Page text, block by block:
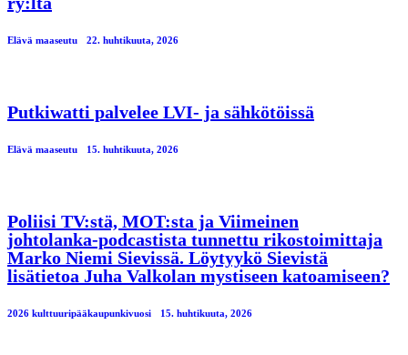
Elävä maaseutu 22. huhtikuuta, 2026
Putkiwatti palvelee LVI- ja sähkötöissä
Elävä maaseutu 15. huhtikuuta, 2026
Poliisi TV:stä, MOT:sta ja Viimeinen
johtolanka-podcastista tunnettu rikostoimittaja
Marko Niemi Sievissä. Löytyykö Sievistä
lisätietoa Juha Valkolan mystiseen katoamiseen?
2026 kulttuuripääkaupunkivuosi 15. huhtikuuta, 2026